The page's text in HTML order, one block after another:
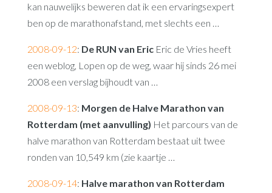
kan nauwelijks beweren dat ik een ervaringsexpert
ben op de marathonafstand, met slechts een …
2008-09-12: De RUN van EricEric de Vries heeft
een weblog, Lopen op de weg, waar hij sinds 26 mei
2008 een verslag bijhoudt van …
2008-09-13: Morgen de Halve Marathon van
Rotterdam (met aanvulling) Het parcours van de
halve marathon van Rotterdam bestaat uit twee
ronden van 10,549 km (zie kaartje …
2008-09-14: Halve marathon van Rotterdam